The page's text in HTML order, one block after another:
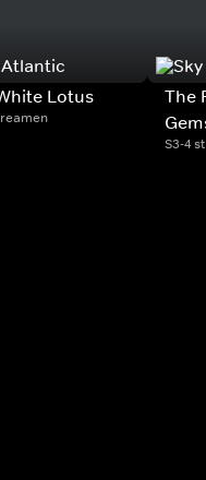
Lotus
The
S3-4